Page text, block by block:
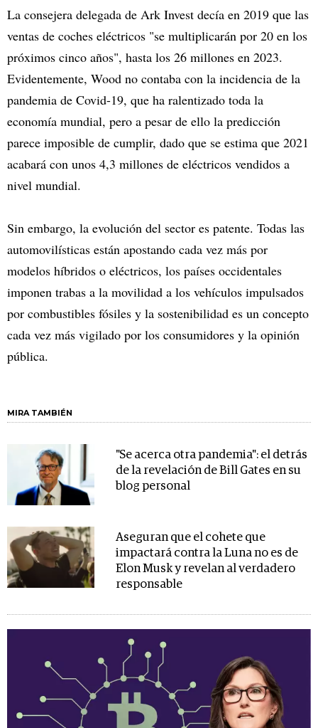
La consejera delegada de Ark Invest decía en 2019 que las
ventas de coches eléctricos "se multiplicarán por 20 en los
próximos cinco años", hasta los 26 millones en 2023.
Evidentemente, Wood no contaba con la incidencia de la
pandemia de Covid-19, que ha ralentizado toda la
economía mundial, pero a pesar de ello la predicción
parece imposible de cumplir, dado que se estima que 2021
acabará con unos 4,3 millones de eléctricos vendidos a
nivel mundial.
Sin embargo, la evolución del sector es patente. Todas las
automovilísticas están apostando cada vez más por
modelos híbridos o eléctricos, los países occidentales
imponen trabas a la movilidad a los vehículos impulsados
por combustibles fósiles y la sostenibilidad es un concepto
cada vez más vigilado por los consumidores y la opinión
pública.
MIRA TAMBIÉN
"Se acerca otra pandemia": el detrás
de la revelación de Bill Gates en su
blog personal
Aseguran que el cohete que
impactará contra la Luna no es de
Elon Musk y revelan al verdadero
responsable